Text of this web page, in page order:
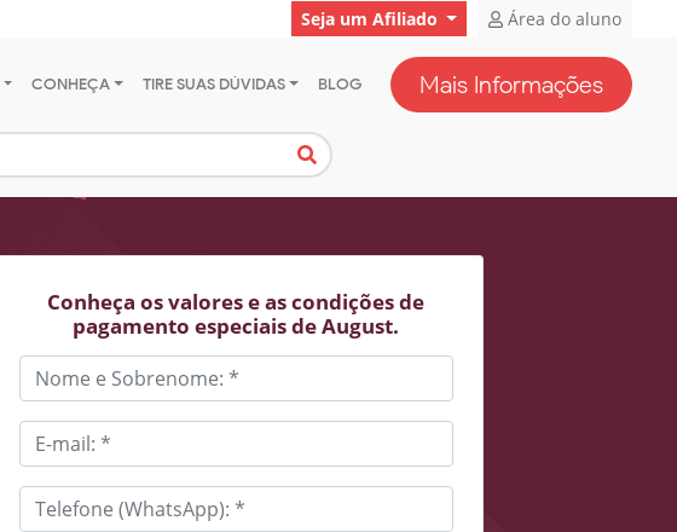
Seja um Afiliado Área do aluno
CONHEÇA TIRE SUAS DÚVIDAS BLOG Mais Informações
Conheça os valores e as condições de
pagamento especiais de August.